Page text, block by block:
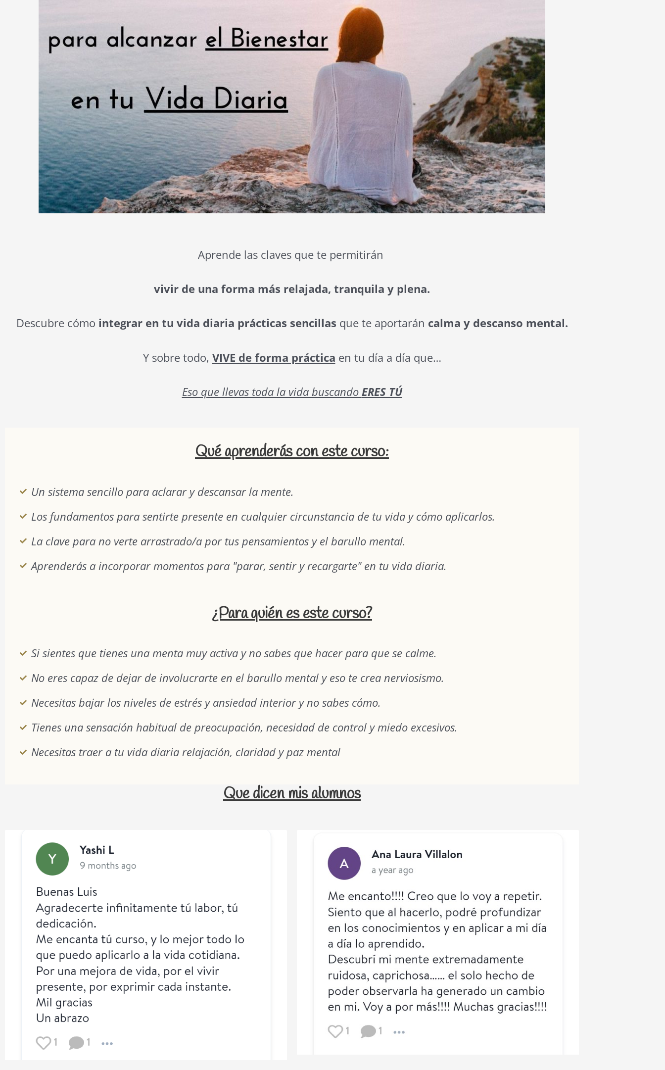
Aprende las claves que te permitirán
vivir de una forma más relajada, tranquila y plena.
Descubre cómo integrar en tu vida diaria prácticas sencillas que te aportarán calma y descanso mental.
Y sobre todo, VIVE de forma práctica en tu día a día que…
Eso que llevas toda la vida buscando ERES TÚ
Qué aprenderás con este curso:
Un sistema sencillo para aclarar y descansar la mente.
Los fundamentos para sentirte presente en cualquier circunstancia de tu vida y cómo aplicarlos.
La clave para no verte arrastrado/a por tus pensamientos y el barullo mental.
Aprenderás a incorporar momentos para "parar, sentir y recargarte" en tu vida diaria.
¿Para quién es este curso?
Si sientes que tienes una menta muy activa y no sabes que hacer para que se calme.
No eres capaz de dejar de involucrarte en el barullo mental y eso te crea nerviosismo.
Necesitas bajar los niveles de estrés y ansiedad interior y no sabes cómo.
Tienes una sensación habitual de preocupación, necesidad de control y miedo excesivos.
Necesitas traer a tu vida diaria relajación, claridad y paz mental
Que dicen mis alumnos